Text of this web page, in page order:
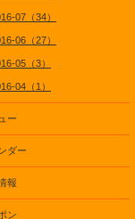
07（34）
06（27）
05（3）
04（1）
ー
ダー
報
ン